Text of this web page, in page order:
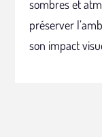
sombres et
préserver
son impact